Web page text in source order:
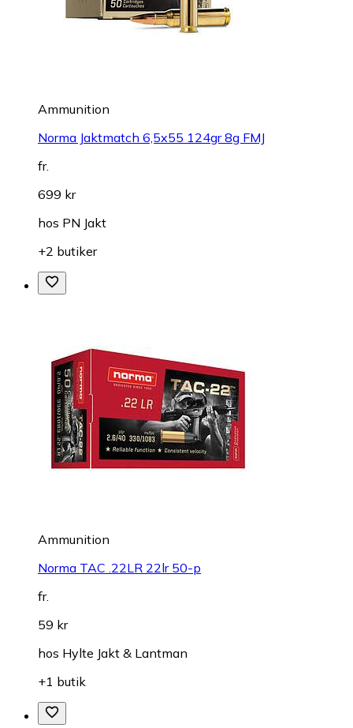
Ammunition
Norma Jaktmatch 6,5x55 124gr 8g FMJ
fr.
699 kr
hos PN Jakt
+2 butiker
Ammunition
Norma TAC .22LR 22lr 50-p
fr.
59 kr
hos Hylte Jakt & Lantman
+1 butik